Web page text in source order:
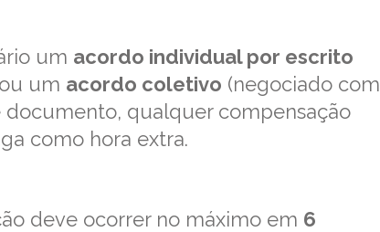
um acordo individual por escrito
um acordo coletivo (negociado com
documento, qualquer compensação
como hora extra.
deve ocorrer no máximo em 6